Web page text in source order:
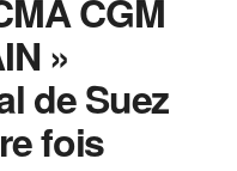
CGM
»
de Suez
fois